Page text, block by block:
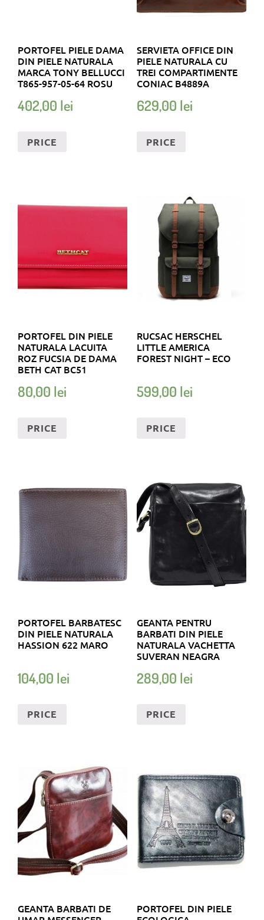
PORTOFEL PIELE DAMA
DIN PIELE NATURALA
MARCA TONY BELLUCCI
T865-957-05-64 ROSU
402,00 lei
PRICE
SERVIETA OFFICE DIN
PIELE NATURALA CU
TREI COMPARTIMENTE
CONIAC B4889A
629,00 lei
PRICE
PORTOFEL DIN PIELE
NATURALA LACUITA
ROZ FUCSIA DE DAMA
BETH CAT BC51
80,00 lei
PRICE
RUCSAC HERSCHEL
LITTLE AMERICA
FOREST NIGHT – ECO
599,00 lei
PRICE
PORTOFEL BARBATESC
DIN PIELE NATURALA
HASSION 622 MARO
104,00 lei
PRICE
GEANTA PENTRU
BARBATI DIN PIELE
NATURALA VACHETTA
SUVERAN NEAGRA
289,00 lei
PRICE
GEANTA BARBATI DE
PORTOFEL DIN PIELE